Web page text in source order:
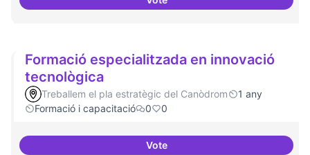
Formacions en la
Formació especialitzada en innovació
tecnològica
Treballem el pla estratègic del Canòdrom
1 any
Formació i capacitació
0 0
VoteFormació especialitzada en